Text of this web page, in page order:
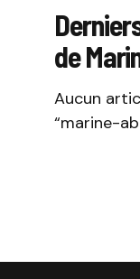
de
Aucun
“marine-